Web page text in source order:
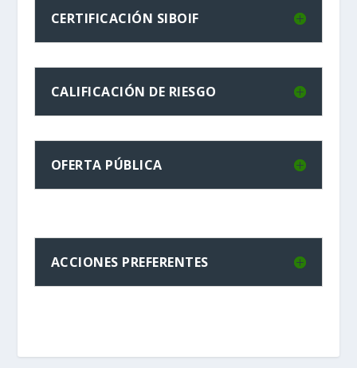
CERTIFICACIÓN SIBOIF
CALIFICACIÓN DE RIESGO
OFERTA PÚBLICA
ACCIONES PREFERENTES